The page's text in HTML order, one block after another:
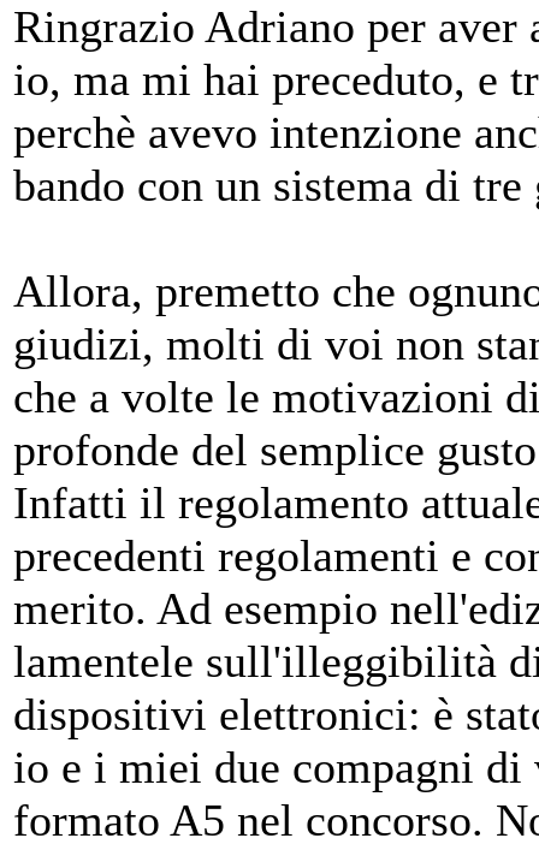
Ringrazio Adriano per aver
io, ma mi hai preceduto, e
perchè avevo intenzione
bando con un sistema di
Allora, premetto che
giudizi, molti di voi non
che a volte le motivazioni
profonde del semplice
Infatti il regolamento
precedenti regolamenti e
merito. Ad esempio
lamentele sull'illeggibilità
dispositivi elettronici: è
io e i miei due compagni
formato A5 nel concorso.